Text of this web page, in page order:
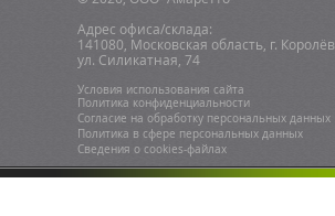
Адрес офиса/склада:
141080, Московская область, г. Королёв,
ул. Силикатная, 74
Условия использования сайта
Политика конфиденциальности
Согласие на обработку персональных данных
Политика в сфере персональных данных
Сведения о сookies-файлах